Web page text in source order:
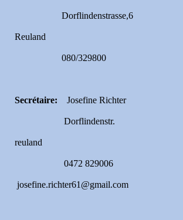
Dorflindenstrasse,6
Reuland
080/329800
Secrétaire: Josefine Richter
Dorflindenstr.
reuland
0472 829006
josefine.richter61@gmail.com